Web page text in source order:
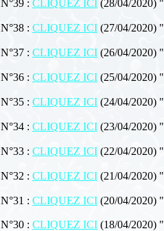
N°39 : CLIQUEZ ICI (28/04/2020)
N°38 : CLIQUEZ ICI (27/04/2020)
N°37 : CLIQUEZ ICI (26/04/2020)
N°36 : CLIQUEZ ICI (25/04/2020)
N°35 : CLIQUEZ ICI (24/04/2020)
N°34 : CLIQUEZ ICI (23/04/2020)
N°33 : CLIQUEZ ICI (22/04/2020)
N°32 : CLIQUEZ ICI (21/04/2020)
N°31 : CLIQUEZ ICI (20/04/2020)
N°30 : CLIQUEZ ICI (18/04/2020)